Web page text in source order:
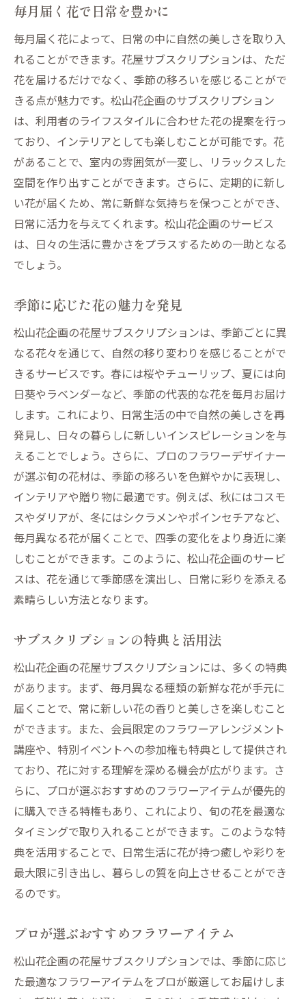
お花のプロが教える季節感の演出
四季折々の花で空間を彩る方法
季節の移ろいを感じるサブスクリプション
の魅力
松山花企画が届ける花屋サブスクリプションで
日常に癒しを
花がもたらす心地よさとリラクゼーション
日々のストレスを和らげる花の力
花屋サブスクリプションで心のケアを
自宅で楽しむフラワーセラピー
花を通じた癒しの時間の作り方
生活に華やかさを
花でインテリアをアップデート
花のある暮らしの魅力
日常にちょっとした華やかさをプラス
パーティーやイベントにも最適なフラワー
サブスクリプションで手軽に華やかな空間
を
花を取り入れたライフスタイルの提案
松山花企画の花屋サブスクリプションで新たな
ライフスタイルを
サブスクリプションで始める新しい習慣
ライフスタイルに花を取り入れるコツ
花を通じた生活の変化と喜び
花屋サブスクリプションで得られるもの
お客様のライフスタイル変化の事例
花屋サブスクリプションのメリット松山花企画
が日常に花を
定期便の便利さと価格の魅力
品質と安心感を保証する松山花企画
個人の好みに合わせたカスタマイズ可能
花屋サブスクリプションを選ぶ理由
環境に優しいサブスクリプションの取り組
み
松山花企画の独自のサービス内容
日常を豊かにする花屋サブスクリプション松山
花企画の取り組み
地域イベントと連動した花の提案
社会貢献活動とサステナビリティ
お客様参加型のワークショップ開催
毎月届く花で日常を豊かに
毎月届く花によって、日常の中に自然の美しさを取り入
れることができます。花屋サブスクリプションは、ただ
花を届けるだけでなく、季節の移ろいを感じることがで
きる点が魅力です。松山花企画のサブスクリプション
は、利用者のライフスタイルに合わせた花の提案を行っ
ており、インテリアとしても楽しむことが可能です。花
があることで、室内の雰囲気が一変し、リラックスした
空間を作り出すことができます。さらに、定期的に新し
い花が届くため、常に新鮮な気持ちを保つことができ、
日常に活力を与えてくれます。松山花企画のサービス
は、日々の生活に豊かさをプラスするための一助となる
でしょう。
季節に応じた花の魅力を発見
松山花企画の花屋サブスクリプションは、季節ごとに異
なる花々を通じて、自然の移り変わりを感じることがで
きるサービスです。春には桜やチューリップ、夏には向
日葵やラベンダーなど、季節の代表的な花を毎月お届け
します。これにより、日常生活の中で自然の美しさを再
発見し、日々の暮らしに新しいインスピレーションを与
えることでしょう。さらに、プロのフラワーデザイナー
が選ぶ旬の花材は、季節の移ろいを色鮮やかに表現し、
インテリアや贈り物に最適です。例えば、秋にはコスモ
スやダリアが、冬にはシクラメンやポインセチアなど、
毎月異なる花が届くことで、四季の変化をより身近に楽
しむことができます。このように、松山花企画のサービ
スは、花を通じて季節感を演出し、日常に彩りを添える
素晴らしい方法となります。
サブスクリプションの特典と活用法
松山花企画の花屋サブスクリプションには、多くの特典
があります。まず、毎月異なる種類の新鮮な花が手元に
届くことで、常に新しい花の香りと美しさを楽しむこと
ができます。また、会員限定のフラワーアレンジメント
講座や、特別イベントへの参加権も特典として提供され
ており、花に対する理解を深める機会が広がります。さ
らに、プロが選ぶおすすめのフラワーアイテムが優先的
に購入できる特権もあり、これにより、旬の花を最適な
タイミングで取り入れることができます。このような特
典を活用することで、日常生活に花が持つ癒しや彩りを
最大限に引き出し、暮らしの質を向上させることができ
るのです。
プロが選ぶおすすめフラワーアイテム
松山花企画の花屋サブスクリプションでは、季節に応じ
た最適なフラワーアイテムをプロが厳選してお届けしま